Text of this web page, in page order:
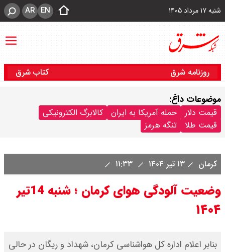
شنبه ۱۷ مرداد ۱۴۰۵ EN
AR
روزنامه شرق کتاب شرق
موضوعات داغ:
قیمت دلار حمله آمریکا به ایران
کالابرگ الکترونیکی
قیمت طلا
تنگه هرمز
کرمان ۱۳ تیر ۱۴۰۴
وضعیت آلودگی هوای کرمان ؛ شنبه 14تیر
۱۴۰۴
بنابر اعلام اداره کل هواشناسی کرمان، شهداد و ریگان در حالی